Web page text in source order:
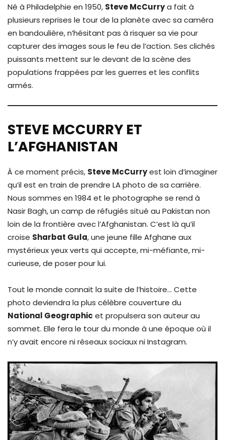
Né à Philadelphie en 1950, Steve McCurrya fait à
plusieurs reprises le tour de la planète avec sa caméra
en bandoulière, n’hésitant pas à risquer sa vie pour
capturer des images sous le feu de l’action. Ses clichés
puissants mettent sur le devant de la scène des
populations frappées par les guerres et les conflits
armés.
STEVE MCCURRY ET
L’AFGHANISTAN
À ce moment précis, Steve McCurryest loin d’imaginer
qu’il est en train de prendre LA photo de sa carrière.
Nous sommes en 1984 et le photographe se rend à
Nasir Bagh, un camp de réfugiés situé au Pakistan non
loin de la frontière avec l’Afghanistan. C’est là qu’il
croise Sharbat Gula, une jeune fille Afghane aux
mystérieux yeux verts qui accepte, mi-méfiante, mi-
curieuse, de poser pour lui.
Tout le monde connait la suite de l’histoire… Cette
photo deviendra la plus célèbre couverture du
National Geographic et propulsera son auteur au
sommet. Elle fera le tour du monde à une époque où il
n’y avait encore ni réseaux sociaux ni Instagram.